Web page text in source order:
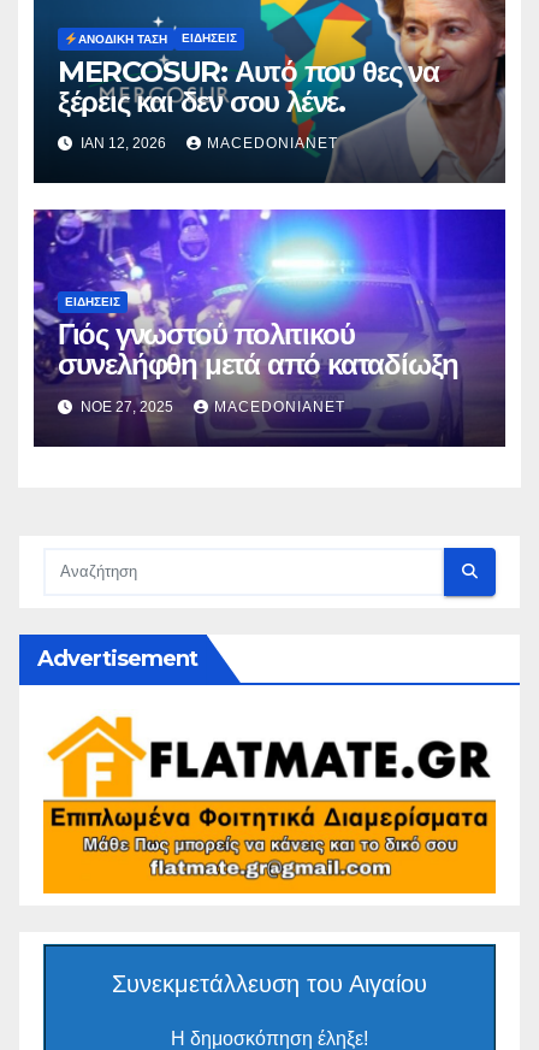
ΑΝΟΔΙΚΉ ΤΆΣΗ ΕΙΔΉΣΕΙΣ
MERCOSUR: Αυτό που θες να
ξέρεις και δεν σου λένε.
ΙΑΝ 12, 2026 MACEDONIANET
ΕΙΔΉΣΕΙΣ
Γιός γνωστού πολιτικού
συνελήφθη μετά από καταδίωξη
ΝΟΈ 27, 2025 MACEDONIANET
Advertisement
Συνεκμετάλλευση του Αιγαίου
Η δημοσκόπηση έληξε!